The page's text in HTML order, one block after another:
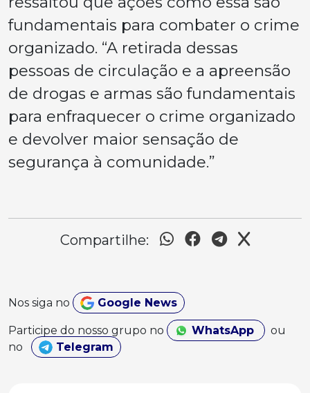
fundamentais para combater o crime
organizado. “A retirada dessas
pessoas de circulação e a apreensão
de drogas e armas são fundamentais
para enfraquecer o crime organizado
e devolver maior sensação de
segurança à comunidade.”
Compartilhe:
Nos siga no Google News
Participe do nosso grupo no WhatsApp
ou
no
Telegram